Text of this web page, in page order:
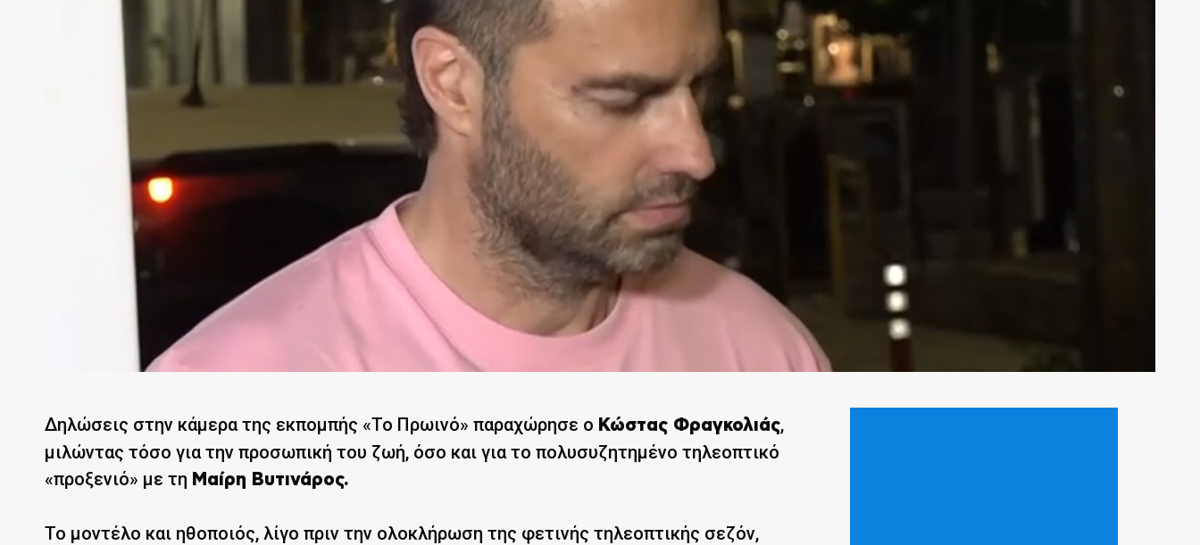
Δηλώσεις στην κάμερα της εκπομπής «Το Πρωινό» παραχώρησε ο Κώστας Φραγκολιάς,
μιλώντας τόσο για την προσωπική του ζωή, όσο και για το πολυσυζητημένο τηλεοπτικό
«προξενιό» με τη Μαίρη Βυτινάρος.
Το μοντέλο και ηθοποιός, λίγο πριν την ολοκλήρωση της φετινής τηλεοπτικής σεζόν,